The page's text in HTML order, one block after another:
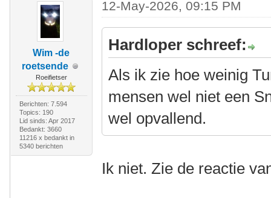
Wim -de
roetsende
Roeifietser
Berichten: 7.594
Topics: 190
Lid sinds: Apr 2017
Bedankt: 3660
11216 x bedankt in
5340 berichten
12-May-2026, 09:15 PM
Hardloper schreef:
Als ik zie hoe weinig
mensen wel niet een
wel opvallend.
Ik niet. Zie de reactie